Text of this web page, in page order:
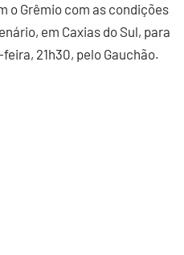
o Grêmio com as condições
em Caxias do Sul, para
21h30, pelo Gauchão.